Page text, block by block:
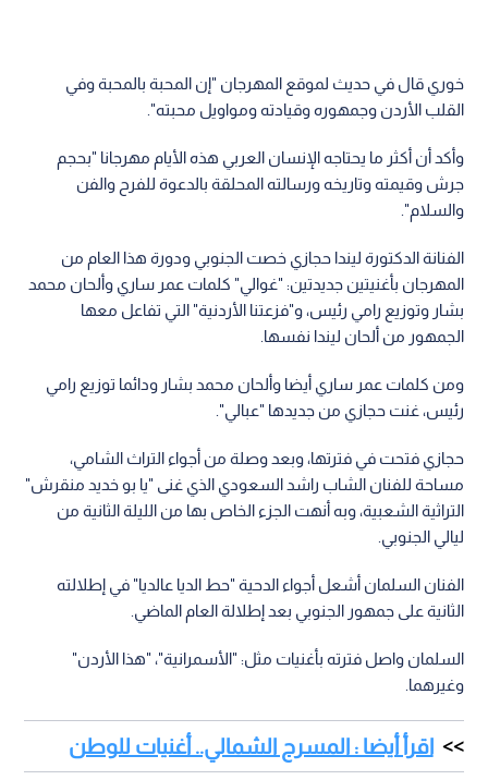
خوري قال في حديث لموقع المهرجان "إن المحبة بالمحبة وفي
القلب الأردن وجمهوره وقيادته ومواويل محبته".
وأكد أن أكثر ما يحتاجه الإنسان العربي هذه الأيام مهرجانا "بحجم
جرش وقيمته وتاريخه ورسالته المحلقة بالدعوة للفرح والفن
والسلام".
الفنانة الدكتورة ليندا حجازي خصت الجنوبي ودورة هذا العام من
المهرجان بأغنيتين جديدتين: "غوالي" كلمات عمر ساري وألحان محمد
بشار وتوزيع رامي رئيس، و"فزعتنا الأردنية" التي تفاعل معها
الجمهور من ألحان ليندا نفسها.
ومن كلمات عمر ساري أيضا وألحان محمد بشار ودائما توزيع رامي
رئيس، غنت حجازي من جديدها "عبالي".
حجازي فتحت في فترتها، وبعد وصلة من أجواء التراث الشامي،
مساحة للفنان الشاب راشد السعودي الذي غنى "يا بو خديد منقرش"
التراثية الشعبية، وبه أنهت الجزء الخاص بها من الليلة الثانية من
ليالي الجنوبي.
الفنان السلمان أشعل أجواء الدحية "حط الديا عالديا" في إطلالته
الثانية على جمهور الجنوبي بعد إطلالة العام الماضي.
السلمان واصل فترته بأغنيات مثل: "الأسمرانية"، "هذا الأردن"
وغيرهما.
اقرأ أيضا : المسرح الشمالي.. أغنيات للوطن